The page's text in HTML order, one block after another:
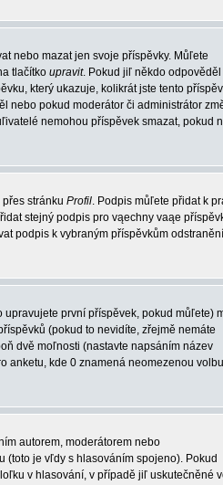
nebo mazat jen svoje příspěvky. Můľete
tlačítko upravit. Pokud jiľ někdo odpověděl
který ukazuje, kolikrát jste tento
nebo pokud moderátor či administrátor
nemohou příspěvek smazat, pokud
stránku Profil. Podpis můľete přidat k
stejný podpis pro vąechny vaąe
podpis k vybraným příspěvkům
první příspěvek, pokud můľete)
(pokud to nevidíte, zřejmě nemáte
dvě moľnosti (nastavte napsáním název
anketu, kde 0 znamená neomezenou
autorem, moderátorem nebo
(toto je vľdy s hlasováním spojeno). Pokud
v hlasování, v případě jiľ uskutečněné